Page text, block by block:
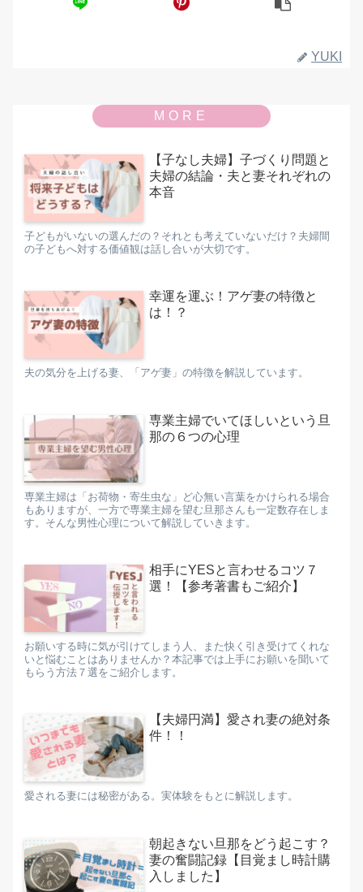
YUKI
【子なし夫婦】子づくり問題と
夫婦の結論・夫と妻それぞれの
本音
子どもがいないの選んだの？それとも考えていないだけ？夫婦間
の子どもへ対する価値観は話し合いが大切です。
幸運を運ぶ！アゲ妻の特徴と
は！？
夫の気分を上げる妻、「アゲ妻」の特徴を解説しています。
専業主婦でいてほしいという旦
那の６つの心理
専業主婦は「お荷物・寄生虫な」ど心無い言葉をかけられる場合
もありますが、一方で専業主婦を望む旦那さんも一定数存在しま
す。そんな男性心理について解説していきます。
相手にYESと言わせるコツ７
選！【参考著書もご紹介】
お願いする時に気が引けてしまう人、また快く引き受けてくれな
いと悩むことはありませんか？本記事では上手にお願いを聞いて
もらう方法７選をご紹介します。
【夫婦円満】愛され妻の絶対条
件！！
愛される妻には秘密がある。実体験をもとに解説します。
朝起きない旦那をどう起こす？
妻の奮闘記録【目覚まし時計購
入しました】